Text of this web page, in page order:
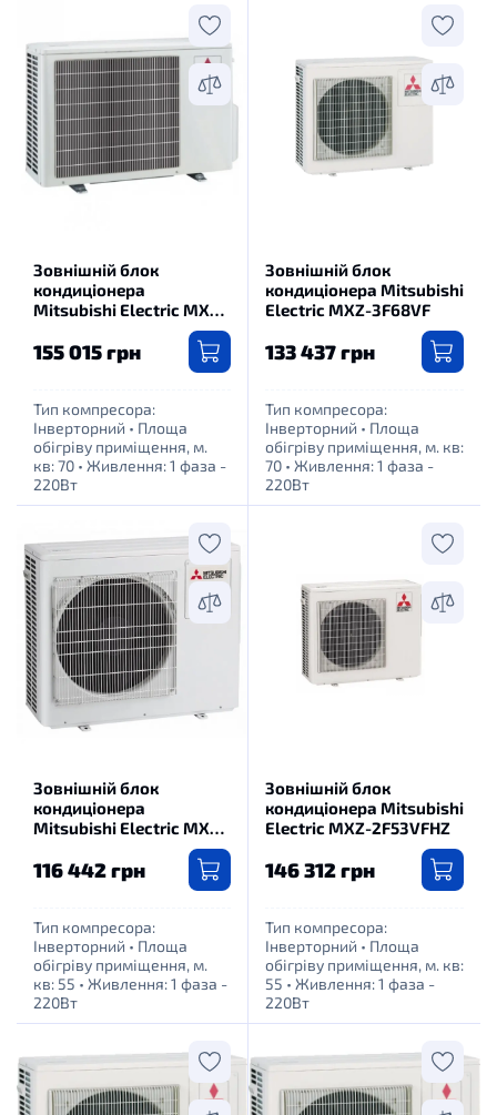
Зовнішній блок
кондиціонера
Mitsubishi Electric MXZ-
155 015 грн
Тип компресора:
Інверторний • Площа
обігріву приміщення, м.
кв: 70 • Живлення: 1 фаза -
220Вт
Зовнішній блок
кондиціонера Mitsubishi
Electric MXZ-3F68VF
133 437 грн
Тип компресора:
Інверторний • Площа
обігріву приміщення, м. кв:
70 • Живлення: 1 фаза -
220Вт
Зовнішній блок
кондиціонера
Mitsubishi Electric MXZ-
116 442 грн
Тип компресора:
Інверторний • Площа
обігріву приміщення, м.
кв: 55 • Живлення: 1 фаза -
220Вт
Зовнішній блок
кондиціонера Mitsubishi
Electric MXZ-2F53VFHZ
146 312 грн
Тип компресора:
Інверторний • Площа
обігріву приміщення, м. кв:
55 • Живлення: 1 фаза -
220Вт